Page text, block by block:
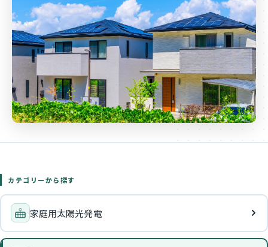
カテゴリーから探す
家庭用太陽光発電